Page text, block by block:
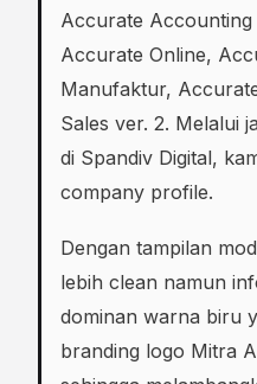
Aссurаtе
Aссurаtе Online,
Mаnufаktur,
Sales vеr. 2. Melalui
di Spandiv Digital,
company profile.
Dengan tampilan
lebih clean namun
dominan warna biru
branding logo Mitra